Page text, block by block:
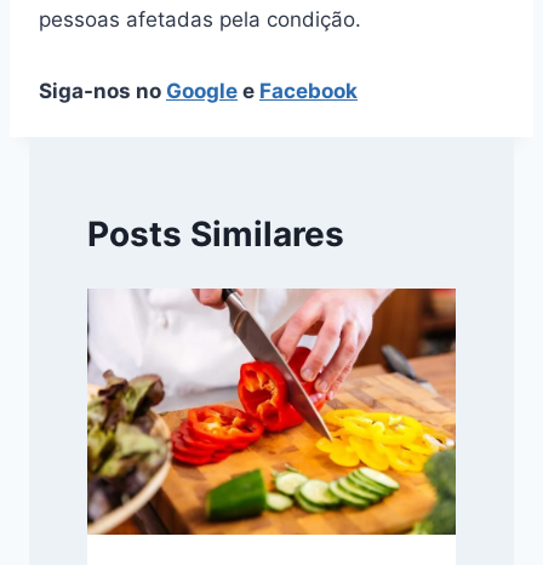
pessoas afetadas pela condição.
Siga-nos no Google e Facebook
Posts Similares